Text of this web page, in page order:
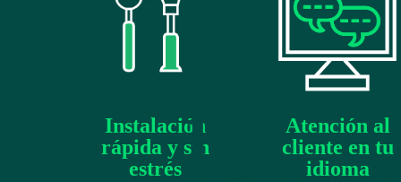
Instalación
rápida y sin
estrés
Atención al
cliente en tu
idioma